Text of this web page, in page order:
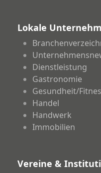
Lokale
Dienstleistung
Gastronomie
Gesundheit/
Handel
Handwerk
Immobilien
Vereine &